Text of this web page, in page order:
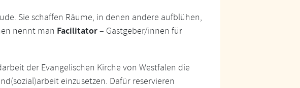
Sie schaffen Räume, in denen andere aufblühen,
nennt man Facilitator– Gastgeber/innen für
der Evangelischen Kirche von Westfalen die
einzusetzen. Dafür reservieren